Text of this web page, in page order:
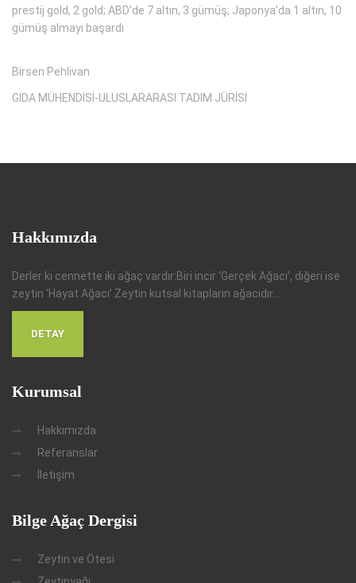
prestij gold, 2 gold; ABD’de 7 altın, 3 gümüş; Japonya’da 1 altın, 10
gümüş almayı başardı
Birsen Pehlivan
GIDA MÜHENDİSİ-ULUSLARARASI TADIM JÜRİSİ
Hakkımızda
Derler ki cennette iki ağaç vardır:Biri incir ‘Gerçek Ağacı’, diğeri ise
zeytin ‘Hayat Ağacı’.Zeytin kutsal kitapların ağacıdır...
DETAY
Kurumsal
Hakkımızda
Referanslar
İletişim
Bilge Ağaç Dergisi
Zeytin ve Ötesi